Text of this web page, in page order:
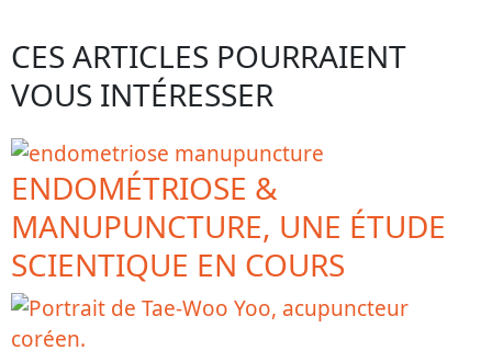
CES ARTICLES POURRAIENT
VOUS INTÉRESSER
ENDOMÉTRIOSE &
MANUPUNCTURE, UNE ÉTUDE
SCIENTIQUE EN COURS